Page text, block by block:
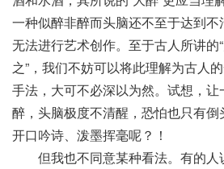
一种似醉非醉而头脑还不至于达到
无法进行艺术创作。至于古人所讲的
之”，我们不妨可以将此理解为古人
手法，大可不必深以为然。试想，
醉，头脑极度不清醒，恐怕也只有
开口吟诗、泼墨挥毫呢？！
但我也不同意某种看法。有的人